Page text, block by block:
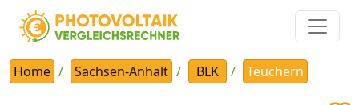
Home Sachsen-Anhalt BLK Teuchern